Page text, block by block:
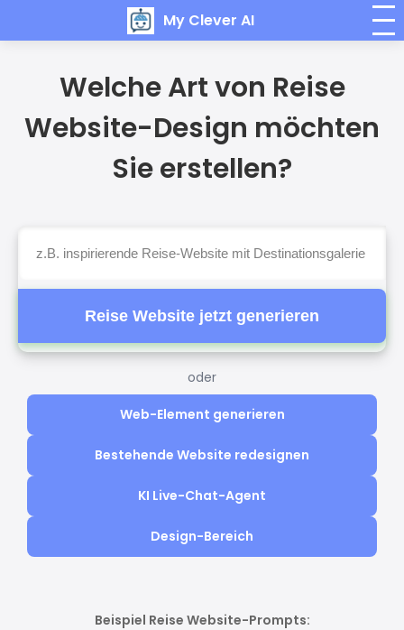
My Clever AI
Welche Art von Reise
Website-Design möchten
Sie erstellen?
Reise Website jetzt generieren
oder
Web-Element generieren
Bestehende Website redesignen
KI Live-Chat-Agent
Design-Bereich
Beispiel Reise Website-Prompts: